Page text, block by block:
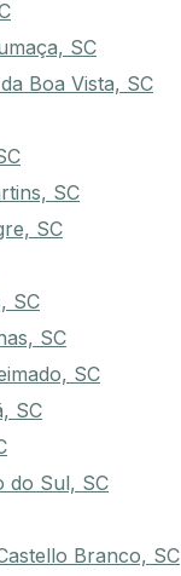
SC
Boa Vista, SC
SC
SC
SC
SC
SC
SC
do Sul, SC
Branco, SC